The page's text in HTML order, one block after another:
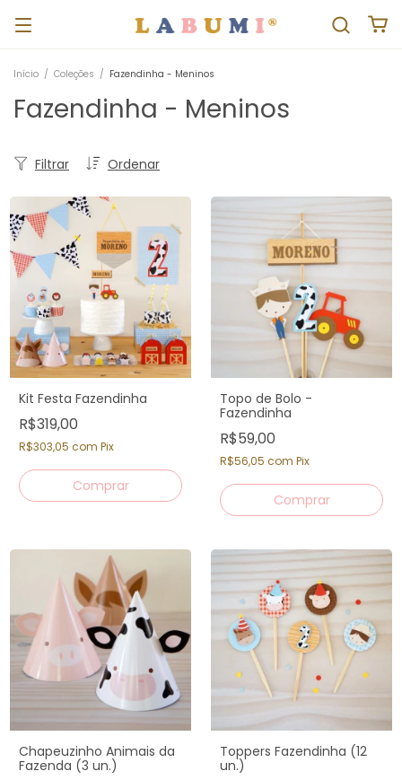
Início / Coleções / Fazendinha - Meninos
Fazendinha - Meninos
Ordenar
Filtrar
Kit Festa Fazendinha
R$319,00
R$303,05 com Pix
Topo de Bolo -
Fazendinha
R$59,00
R$56,05 com Pix
Chapeuzinho Animais da
Fazenda (3 un.)
Toppers Fazendinha (12
un.)